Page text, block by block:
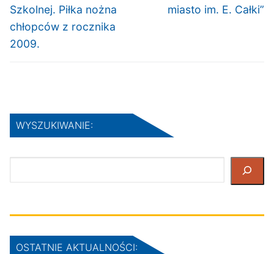
Szkolnej. Piłka nożna
chłopców z rocznika
2009.
miasto im. E. Całki”
WYSZUKIWANIE:
OSTATNIE AKTUALNOŚCI: